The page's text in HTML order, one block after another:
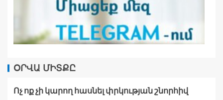
ՕՐՎԱ ՄԻՏՔԸ
Ոչ ոք չի կարող հասնել փրկության շնորհիվ